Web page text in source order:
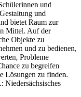
und
und
bietet Raum zur
Mittel. Auf der
Objekte zu
und zu bedienen,
Probleme
zu begreifen
Lösungen zu finden.